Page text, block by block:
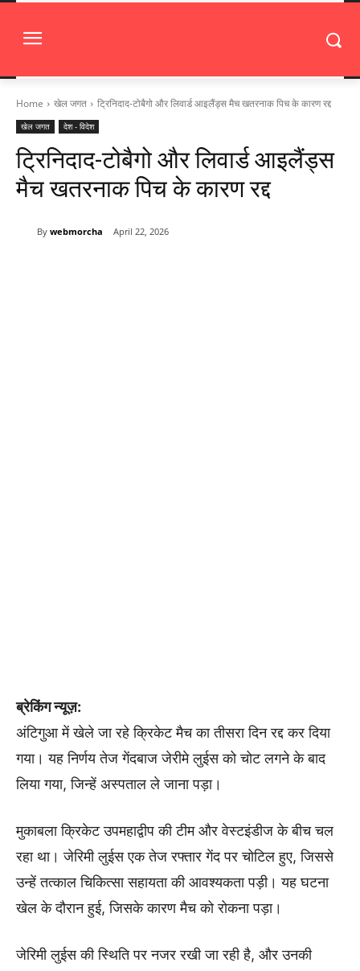
Home खेल जगत ट्रिनिदाद-टोबैगो और लिवार्ड आइलैंड्स मैच खतरनाक पिच के कारण रद्द
खेल जगत देश - विदेश
ट्रिनिदाद-टोबैगो और लिवार्ड आइलैंड्स
मैच खतरनाक पिच के कारण रद्द
By webmorcha April 22, 2026
ब्रेकिंग न्यूज़:
अंटिगुआ में खेले जा रहे क्रिकेट मैच का तीसरा दिन रद्द कर दिया
गया। यह निर्णय तेज गेंदबाज जेरीमे लुईस को चोट लगने के बाद
लिया गया, जिन्हें अस्पताल ले जाना पड़ा।
मुकाबला क्रिकेट उपमहाद्वीप की टीम और वेस्टइंडीज के बीच चल
रहा था। जेरिमी लुईस एक तेज रफ्तार गेंद पर चोटिल हुए, जिससे
उन्हें तत्काल चिकित्सा सहायता की आवश्यकता पड़ी। यह घटना
खेल के दौरान हुई, जिसके कारण मैच को रोकना पड़ा।
जेरिमी लुईस की स्थिति पर नजर रखी जा रही है, और उनकी